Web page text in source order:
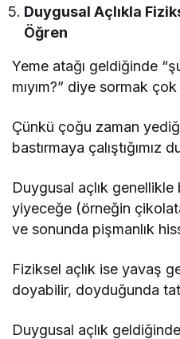
Duygusal Açlıkla
Öğren
Yeme atağı geldiğinde
mıyım?” diye sormak
Çünkü çoğu zaman
bastırmaya çalıştığımız
Duygusal açlık
yiyeceğe (örneğin
ve sonunda pişmanlık
Fiziksel açlık ise yavaş
doyabilir, doyduğunda
Duygusal açlık